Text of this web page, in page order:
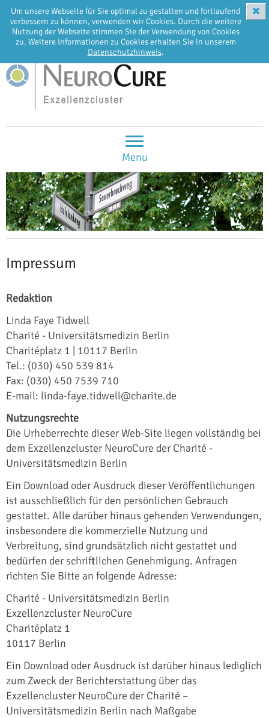
Um unsere Webseite für Sie optimal zu gestalten und fortlaufend
verbessern zu können, verwenden wir Cookies. Durch die weitere
Nutzung der Webseite stimmen Sie der Verwendung von Cookies
zu. Weitere Informationen zu Cookies erhalten Sie in unserem
Datenschutzhinweis.
✖
EN DE
Menu
Impressum
Redaktion
Linda Faye Tidwell
Charité - Universitätsmedizin Berlin
Charitéplatz 1 | 10117 Berlin
Tel.: (030) 450 539 814
Fax: (030) 450 7539 710
E-mail: linda-faye.tidwell@charite.de
Nutzungsrechte
Die Urheberrechte dieser Web-Site liegen vollständig bei
dem Exzellenzcluster NeuroCure der Charité -
Universitätsmedizin Berlin
Ein Download oder Ausdruck dieser Veröffentlichungen
ist ausschließlich für den persönlichen Gebrauch
gestattet. Alle darüber hinaus gehenden Verwendungen,
insbesondere die kommerzielle Nutzung und
Verbreitung, sind grundsätzlich nicht gestattet und
bedürfen der schriftlichen Genehmigung. Anfragen
richten Sie Bitte an folgende Adresse:
Charité - Universitätsmedizin Berlin
Exzellenzcluster NeuroCure
Charitéplatz 1
10117 Berlin
Ein Download oder Ausdruck ist darüber hinaus lediglich
zum Zweck der Berichterstattung über das
Exzellencluster NeuroCure der Charité –
Universitätsmedizin Berlin nach Maßgabe